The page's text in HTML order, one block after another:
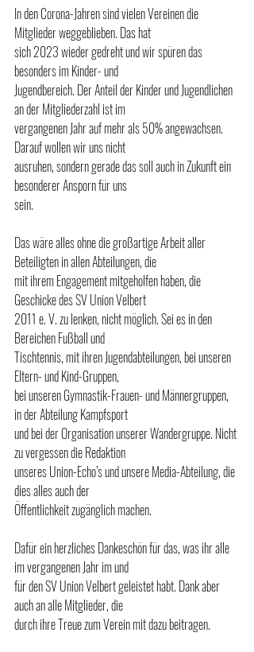
In den Corona-Jahren sind vielen Vereinen die
Mitglieder weggeblieben. Das hat
sich 2023 wieder gedreht und wir spüren das
besonders im Kinder- und
Jugendbereich. Der Anteil der Kinder und Jugendlichen
an der Mitgliederzahl ist im
vergangenen Jahr auf mehr als 50% angewachsen.
Darauf wollen wir uns nicht
ausruhen, sondern gerade das soll auch in Zukunft ein
besonderer Ansporn für uns
sein.
Das wäre alles ohne die großartige Arbeit aller
Beteiligten in allen Abteilungen, die
mit ihrem Engagement mitgeholfen haben, die
Geschicke des SV Union Velbert
2011 e. V. zu lenken, nicht möglich. Sei es in den
Bereichen Fußball und
Tischtennis, mit ihren Jugendabteilungen, bei unseren
Eltern- und Kind-Gruppen,
bei unseren Gymnastik-Frauen- und Männergruppen,
in der Abteilung Kampfsport
und bei der Organisation unserer Wandergruppe. Nicht
zu vergessen die Redaktion
unseres Union-Echo’s und unsere Media-Abteilung, die
dies alles auch der
Öffentlichkeit zugänglich machen.
Dafür ein herzliches Dankeschön für das, was ihr alle
im vergangenen Jahr im und
für den SV Union Velbert geleistet habt. Dank aber
auch an alle Mitglieder, die
durch ihre Treue zum Verein mit dazu beitragen.